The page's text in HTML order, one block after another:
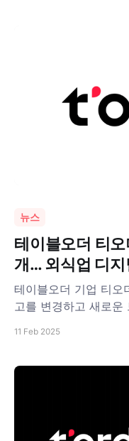
뉴스
테이블오더 티
개… 외식업 디지
테이블오더 기업 티오
고를 변경하고 새로운
전환을 이끌어왔다. 또
11 Feb 2025